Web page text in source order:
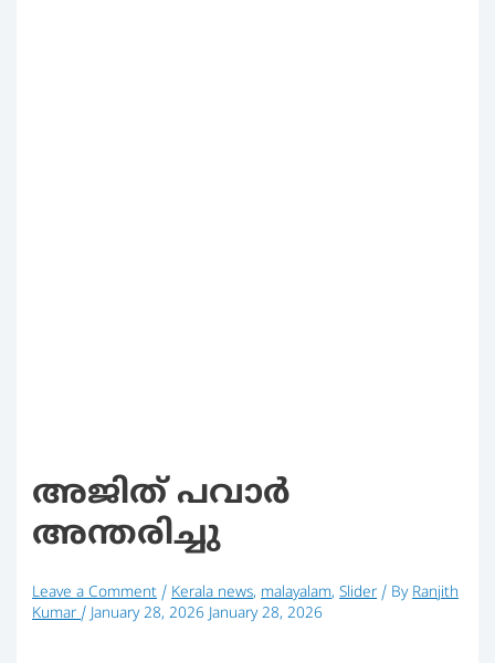
അജിത് പവാര്‍
അന്തരിച്ചു
Leave a Comment /Kerala news,malayalam,Slider / ByRanjith
Kumar /January 28, 2026 January 28, 2026